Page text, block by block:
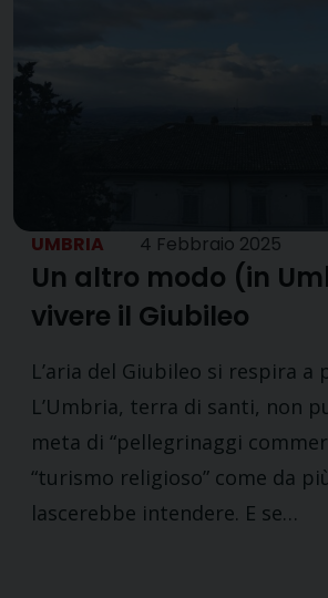
UMBRIA 4 Febbraio 2025
Un altro modo (in
vivere il Giubileo
L’aria del Giubileo si respira a
L’Umbria, terra di santi, non
meta di “pellegrinaggi
“turismo religioso” come da
lascerebbe intendere. E se…